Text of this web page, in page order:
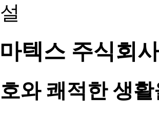
텍스 주식회
와 쾌적한 생